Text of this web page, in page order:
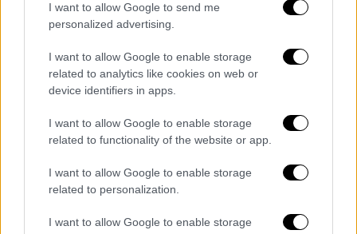
I want to allow Google to send me
personalized advertising.
I want to allow Google to enable storage
related to analytics like cookies on web or
device identifiers in apps.
I want to allow Google to enable storage
related to functionality of the website or app.
I want to allow Google to enable storage
related to personalization.
I want to allow Google to enable storage